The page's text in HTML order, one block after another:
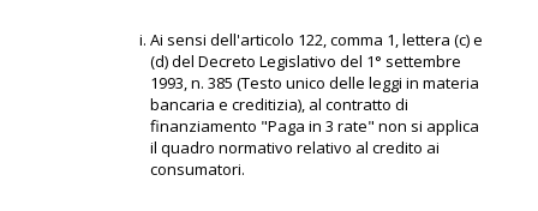
Ai sensi dell'articolo 122, comma 1, lettera (c) e
(d) del Decreto Legislativo del 1° settembre
1993, n. 385 (Testo unico delle leggi in materia
bancaria e creditizia), al contratto di
finanziamento "Paga in 3 rate" non si applica
il quadro normativo relativo al credito ai
consumatori.